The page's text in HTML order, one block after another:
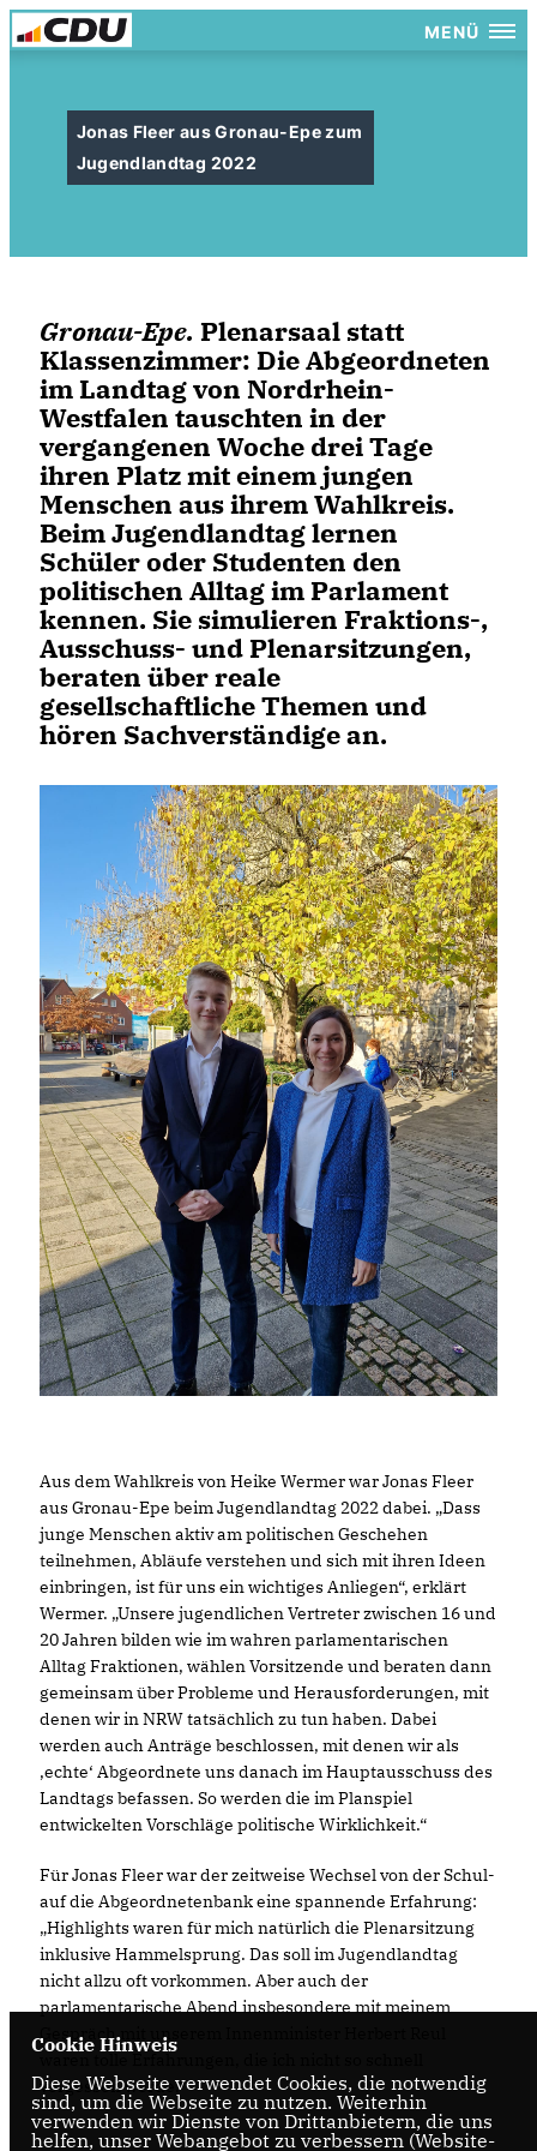
MENÜ
Jonas Fleer aus Gronau-Epe zum
Jugendlandtag 2022
Gronau-Epe. Plenarsaal statt
Klassenzimmer: Die Abgeordneten
im Landtag von Nordrhein-
Westfalen tauschten in der
vergangenen Woche drei Tage
ihren Platz mit einem jungen
Menschen aus ihrem Wahlkreis.
Beim Jugendlandtag lernen
Schüler oder Studenten den
politischen Alltag im Parlament
kennen. Sie simulieren Fraktions-,
Ausschuss- und Plenarsitzungen,
beraten über reale
gesellschaftliche Themen und
hören Sachverständige an.
Aus dem Wahlkreis von Heike Wermer war Jonas Fleer
aus Gronau-Epe beim Jugendlandtag 2022 dabei. „Dass
junge Menschen aktiv am politischen Geschehen
teilnehmen, Abläufe verstehen und sich mit ihren Ideen
einbringen, ist für uns ein wichtiges Anliegen“, erklärt
Wermer. „Unsere jugendlichen Vertreter zwischen 16 und
20 Jahren bilden wie im wahren parlamentarischen
Alltag Fraktionen, wählen Vorsitzende und beraten dann
gemeinsam über Probleme und Herausforderungen, mit
denen wir in NRW tatsächlich zu tun haben. Dabei
werden auch Anträge beschlossen, mit denen wir als
,echte‘ Abgeordnete uns danach im Hauptausschuss des
Landtags befassen. So werden die im Planspiel
entwickelten Vorschläge politische Wirklichkeit.“
Für Jonas Fleer war der zeitweise Wechsel von der Schul-
auf die Abgeordnetenbank eine spannende Erfahrung:
Highlights waren für mich natürlich die Plenarsitzung
inklusive Hammelsprung. Das soll im Jugendlandtag
nicht allzu oft vorkommen. Aber auch der
parlamentarische Abend insbesondere mit meinem
Gespräch mit unserem Innenminister Herbert Reul
vergessen werde.“
Cookie Hinweis
Diese Webseite verwendet Cookies, die notwendig
sind, um die Webseite zu nutzen. Weiterhin
verwenden wir Dienste von Drittanbietern, die uns
helfen, unser Webangebot zu verbessern (Website-